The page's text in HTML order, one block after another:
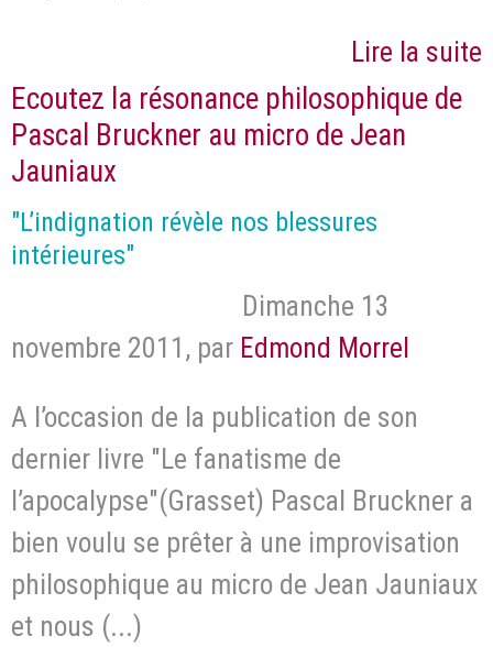
Lire la suite
Ecoutez la résonance philosophique de
Pascal Bruckner au micro de Jean
Jauniaux
"L’indignation révèle nos blessures
intérieures"
Dimanche 13
novembre 2011 , par Edmond Morrel
A l’occasion de la publication de son
dernier livre "Le fanatisme de
l’apocalypse"(Grasset) Pascal Bruckner a
bien voulu se prêter à une improvisation
philosophique au micro de Jean Jauniaux
et nous (...)